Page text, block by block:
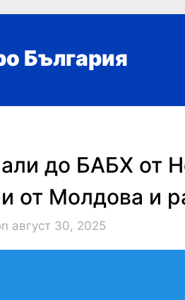
България
до БАБХ от
от Молдова и
август 30, 2025